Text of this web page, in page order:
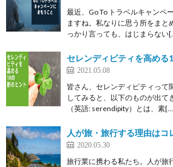
最近、Go To トラベルキャンペ
ますね。私なりに思う所をまと
っかり言っても、はじまらない
セレンディピティを高める
2021.05.08
皆さん、セレンディピティって
してみると、以下のものが出て
（英語: serendipity）とは、素
人が旅・旅行する理由はコ
2020.05.30
旅行業に携わる私たち。人が旅